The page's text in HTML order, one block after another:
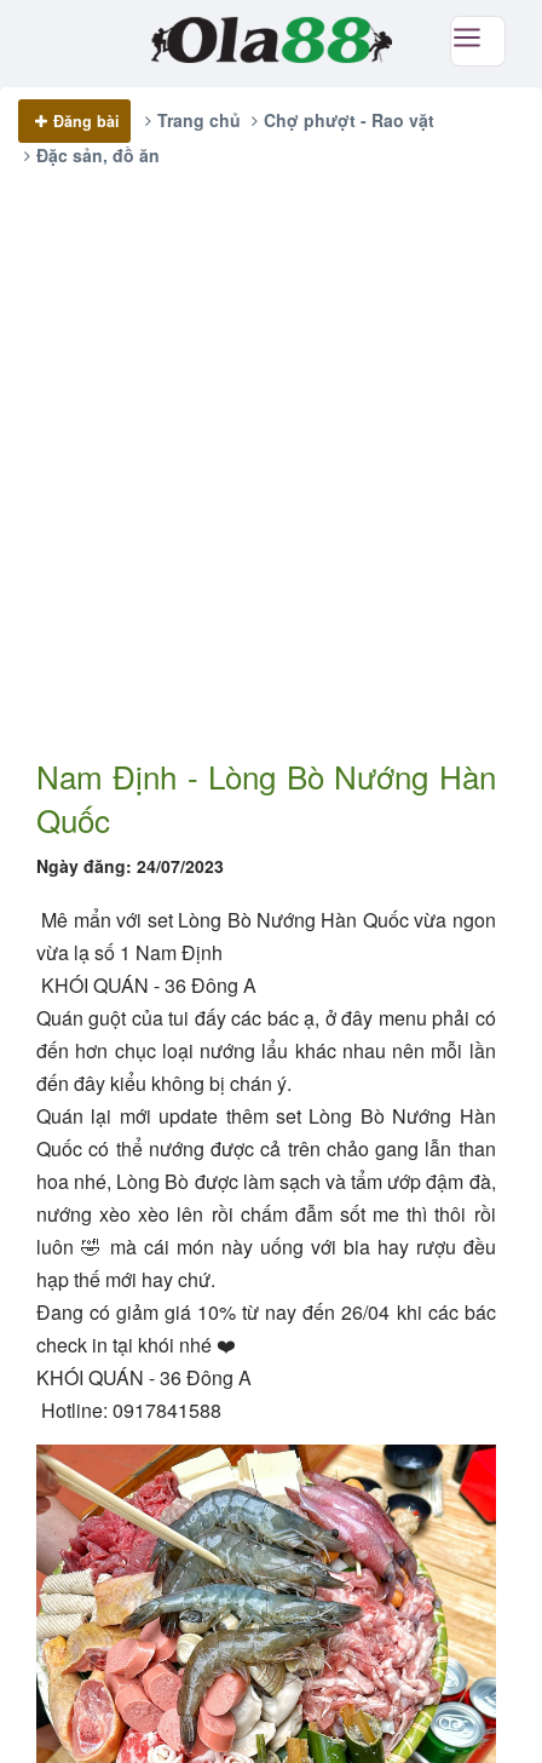
Đăng bài Trang chủ
Chợ phượt - Rao vặt
Đặc sản, đồ ăn
Nam Định - Lòng Bò Nướng Hàn
Quốc
Ngày đăng: 24/07/2023
Mê mẩn với set Lòng Bò Nướng Hàn Quốc vừa ngon
vừa lạ số 1 Nam Định
KHÓI QUÁN - 36 Đông A
Quán guột của tui đấy các bác ạ, ở đây menu phải có
đến hơn chục loại nướng lẩu khác nhau nên mỗi lần
đến đây kiểu không bị chán ý.
Quán lại mới update thêm set Lòng Bò Nướng Hàn
Quốc có thể nướng được cả trên chảo gang lẫn than
hoa nhé, Lòng Bò được làm sạch và tẩm ướp đậm đà,
nướng xèo xèo lên rồi chấm đẫm sốt me thì thôi rồi
luôn 🤣 mà cái món này uống với bia hay rượu đều
hạp thế mới hay chứ.
Đang có giảm giá 10% từ nay đến 26/04 khi các bác
check in tại khói nhé ❤️
KHÓI QUÁN - 36 Đông A
Hotline: 0917841588